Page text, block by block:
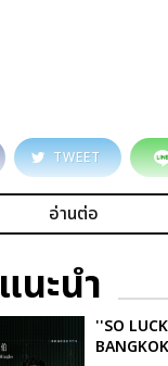
TWEET
อ่านต่อ
แนะนำ
''SO